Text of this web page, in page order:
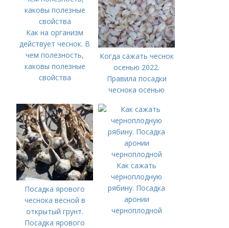
Как на организм
действует чеснок. В
чем полезность,
каковы полезные
свойства
Когда сажать чеснок
осенью 2022.
Правила посадки
чеснока осенью
Посадка ярового
чеснока весной в
открытый грунт.
Посадка ярового
Как сажать
черноплодную
рябину. Посадка
аронии
черноплодной